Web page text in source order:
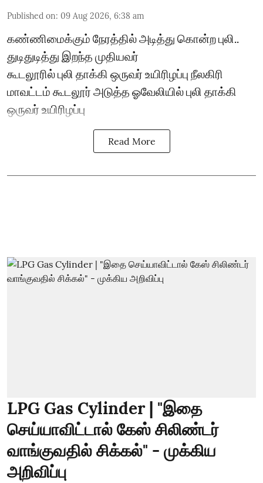
Published on: 09 Aug 2026, 6:38 am
கண்ணிமைக்கும் நேரத்தில் அடித்து கொன்ற புலி..
துடிதுடித்து இறந்த முதியவர்
கூடலூரில் புலி தாக்கி ஒருவர் உயிரிழப்பு நீலகிரி
மாவட்டம் கூடலூர் அடுத்த ஓவேலியில் புலி தாக்கி
ஒருவர் உயிரிழப்பு
Read More
LPG Gas Cylinder | "இதை
செய்யாவிட்டால் கேஸ் சிலிண்டர்
வாங்குவதில் சிக்கல்" - முக்கிய
அறிவிப்பு